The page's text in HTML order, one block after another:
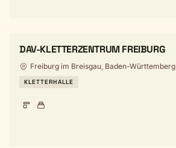
DAV-KLETTERZENTRUM FREIBURG
Freiburg im Breisgau, Baden-Württemberg
KLETTERHALLE